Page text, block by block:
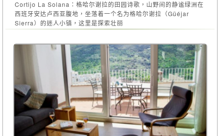
Cortijo La Solana：格哈尔谢拉的田园诗歌，山野间的静谧绿洲在
西班牙安达卢西亚腹地，坐落着一个名为格哈尔谢拉（Güéjar
Sierra）的迷人小镇，这里是探索壮丽